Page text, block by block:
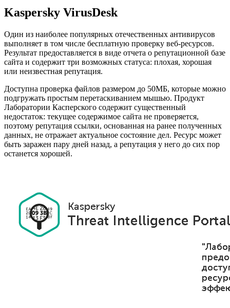
Kaspersky VirusDesk
Один из наиболее популярных отечественных антивирусов
выполняет в том числе бесплатную проверку веб-ресурсов.
Результат предоставляется в виде отчета о репутационной базе
сайта и содержит три возможных статуса: плохая, хорошая
или неизвестная репутация.
Доступна проверка файлов размером до 50МБ, которые можно
подгружать простым перетаскиванием мышью. Продукт
Лаборатории Касперского содержит существенный
недостаток: текущее содержимое сайта не проверяется,
поэтому репутация ссылки, основанная на ранее полученных
данных, не отражает актуальное состояние дел. Ресурс может
быть заражен пару дней назад, а репутация у него до сих пор
останется хорошей.